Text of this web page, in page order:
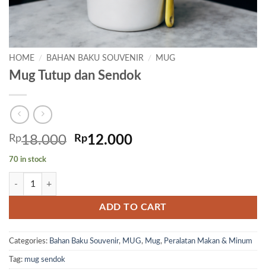
HOME / BAHAN BAKU SOUVENIR / MUG
Mug Tutup dan Sendok
Rp18.000 Original
Rp12.000Current
70 in stock
Mug Tutup dan Sendok quantity
ADD TO CART
Categories: Bahan Baku Souvenir, MUG, Mug, Peralatan Makan & Minum
Tag: mug sendok